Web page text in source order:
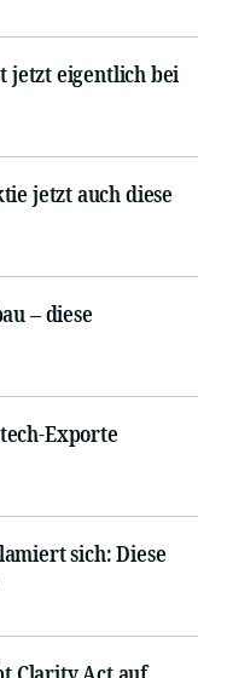
jetzt eigentlich bei
jetzt auch diese
– diese
Exporte
sich: Diese